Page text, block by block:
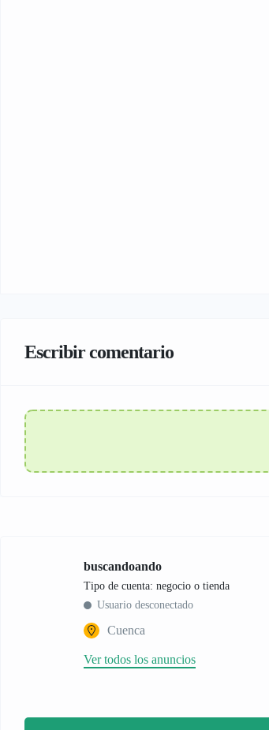
Escribir comentario
buscandoando
tipo de cuenta: negocio o tienda
Usuario desconectado
Cuenca
Ver todos los anuncios